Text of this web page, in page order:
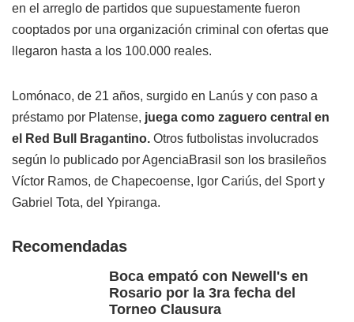
en el arreglo de partidos que supuestamente fueron
cooptados por una organización criminal con ofertas que
llegaron hasta a los 100.000 reales.
Lomónaco, de 21 años, surgido en Lanús y con paso a
préstamo por Platense, juega como zaguero central en
el Red Bull Bragantino. Otros futbolistas involucrados
según lo publicado por AgenciaBrasil son los brasileños
Víctor Ramos, de Chapecoense, Igor Cariús, del Sport y
Gabriel Tota, del Ypiranga.
Recomendadas
Boca empató con Newell's en
Rosario por la 3ra fecha del
Torneo Clausura